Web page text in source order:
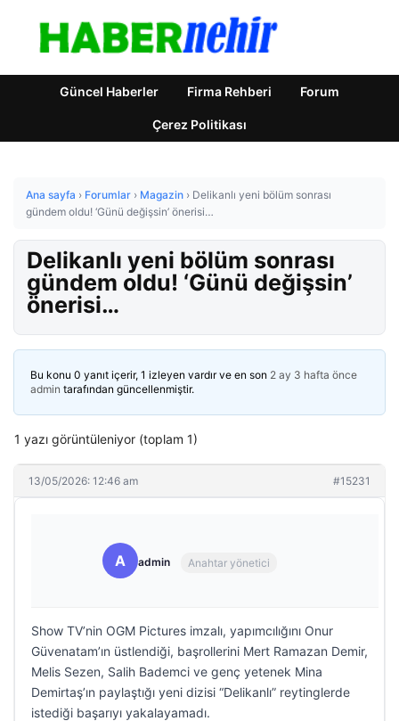
Güncel Haberler Firma Rehberi Forum
Çerez Politikası
Ana sayfa › Forumlar › Magazin › Delikanlı yeni bölüm sonrası
gündem oldu! ‘Günü değişsin’ önerisi…
Delikanlı yeni bölüm sonrası
gündem oldu! ‘Günü değişsin’
önerisi…
Bu konu 0 yanıt içerir, 1 izleyen vardır ve en son 2 ay 3 hafta önce
admin tarafından güncellenmiştir.
1 yazı görüntüleniyor (toplam 1)
13/05/2026: 12:46 am #15231
A admin Anahtar yönetici
Show TV’nin OGM Pictures imzalı, yapımcılığını Onur
Güvenatam’ın üstlendiği, başrollerini Mert Ramazan Demir,
Melis Sezen, Salih Bademci ve genç yetenek Mina
Demirtaş’ın paylaştığı yeni dizisi “Delikanlı” reytinglerde
istediği başarıyı yakalayamadı.